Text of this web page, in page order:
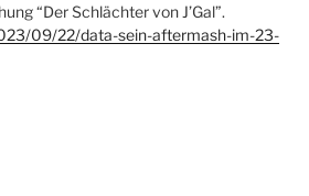
“Der Schlächter von J’Gal”.
09/22/data-sein-aftermash-im-23-